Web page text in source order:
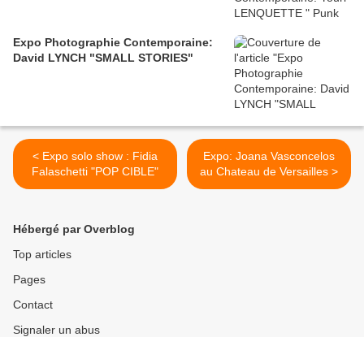
Expo Photographie Contemporaine:
David LYNCH "SMALL STORIES"
< Expo solo show : Fidia
Falaschetti "POP CIBLE"
Expo: Joana Vasconcelos
au Chateau de Versailles >
Hébergé par Overblog
Top articles
Pages
Contact
Signaler un abus